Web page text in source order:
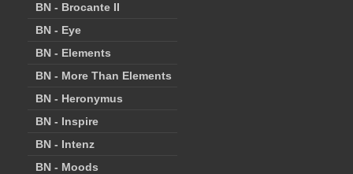
BN - Brocante II
BN - Eye
BN - Elements
BN - More Than Elements
BN - Heronymus
BN - Inspire
BN - Intenz
BN - Moods